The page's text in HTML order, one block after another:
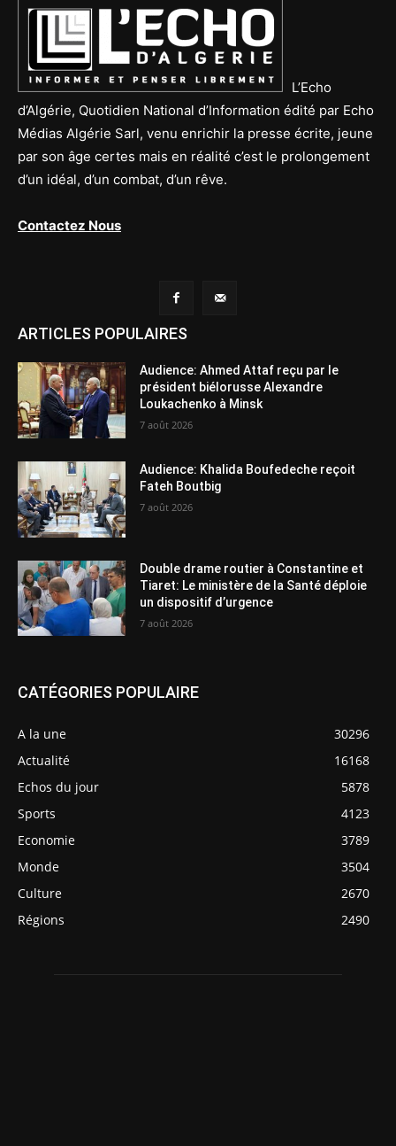
L’Echo
d’Algérie, Quotidien National d’Information édité par Echo
Médias Algérie Sarl, venu enrichir la presse écrite, jeune
par son âge certes mais en réalité c’est le prolongement
d’un idéal, d’un combat, d’un rêve.
Contactez Nous
ARTICLES POPULAIRES
Audience: Ahmed Attaf reçu par le
président biélorusse Alexandre
Loukachenko à Minsk
7 août 2026
Audience: Khalida Boufedeche reçoit
Fateh Boutbig
7 août 2026
Double drame routier à Constantine et
Tiaret: Le ministère de la Santé déploie
un dispositif d’urgence
7 août 2026
CATÉGORIES POPULAIRE
A la une
30296
Actualité
16168
Echos du jour
5878
Sports
4123
Economie
3789
Monde
3504
Culture
2670
Régions
2490